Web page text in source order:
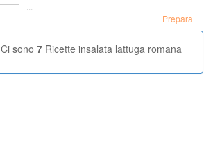
...
Prepara
Ci sono 7 Ricette insalata lattuga romana